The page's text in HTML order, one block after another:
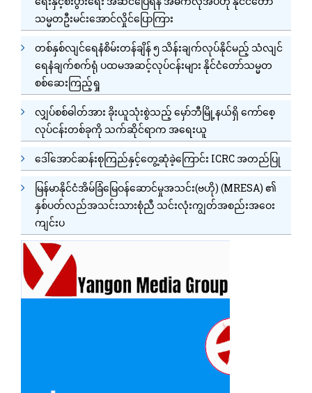
သမ္မတဦးမင်းအောင်လှိုင်ပြောကြား
တစ်နှစ်လျင်ရေနံစိမ်းတန်ချိန် ၅ သိန်းချက်လုပ်နိုင်မည့် သံလျင်
ရေနံချက်စက်ရုံ ပထမအဆင့်လုပ်ငန်းများ နိုင်ငံတော်သမ္မတ
စစ်ဆေးကြည့်ရှု
လျှပ်စစ်ဓါတ်အား ခိုးယူသုံးစွဲသည့် မှော်ဘီမြို့နယ်ရှိ ကော်စေ့
လုပ်ငန်းတစ်ခုကို သက်ဆိုင်ရာက အရေးယူ
ဒေါ်အောင်ဆန်းစုကြည်နှင့်တွေ့ဆုံခဲ့ကြောင်း ICRC အတည်ပြု
မြန်မာနိုင်ငံအိမ်ခြံမြေဝန်ဆောင်မှုအသင်း(ဗဟို) (MRESA) ၏
နှစ်ပတ်လည်အသင်းသားစုံညီ သင်းလုံးကျွတ်အစည်းအဝေး
ကျင်းပ